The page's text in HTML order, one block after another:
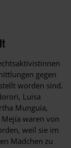
gegen
worden sind.
Luisa
Munguía,
waren von
weil sie im
Mädchen zu